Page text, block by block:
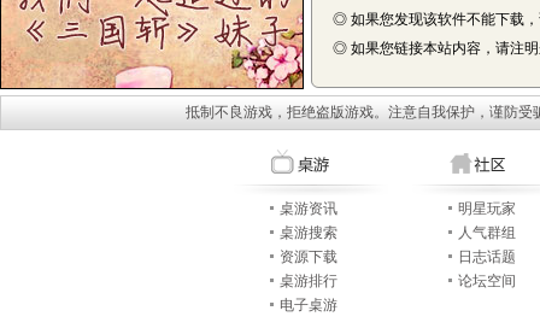
◎ 如果您发现该软件不能下载
◎ 如果您链接本站内容，请注明
抵制不良游戏，拒绝盗版游戏。注意自我保护，谨防
桌游资讯
桌游搜索
资源下载
桌游排行
电子桌游
明星玩家
人气群组
日志话题
论坛空间